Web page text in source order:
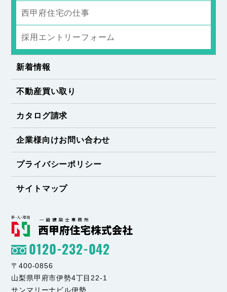
西甲府住宅の仕事
採用エントリーフォーム
新着情報
不動産買い取り
カタログ請求
企業様向けお問い合わせ
プライバシーポリシー
サイトマップ
0120-232-042
〒400-0856
山梨県甲府市伊勢4丁目22-1
サンマリーナビル伊勢